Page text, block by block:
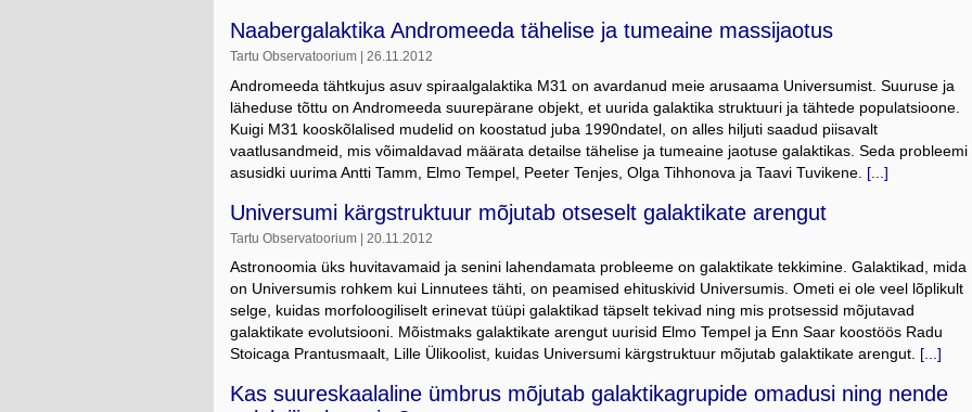
Naabergalaktika Andromeeda tähelise ja tumeaine massijaotus
Tartu Observatoorium | 26.11.2012
Andromeeda tähtkujus asuv spiraalgalaktika M31 on avardanud meie arusaama Universumist. Suuruse ja
läheduse tõttu on Andromeeda suurepärane objekt, et uurida galaktika struktuuri ja tähtede populatsioone.
Kuigi M31 kooskõlalised mudelid on koostatud juba 1990ndatel, on alles hiljuti saadud piisavalt
vaatlusandmeid, mis võimaldavad määrata detailse tähelise ja tumeaine jaotuse galaktikas. Seda probleemi
asusidki uurima Antti Tamm, Elmo Tempel, Peeter Tenjes, Olga Tihhonova ja Taavi Tuvikene. [...]
Universumi kärgstruktuur mõjutab otseselt galaktikate arengut
Tartu Observatoorium | 20.11.2012
Astronoomia üks huvitavamaid ja senini lahendamata probleeme on galaktikate tekkimine. Galaktikad, mida
on Universumis rohkem kui Linnutees tähti, on peamised ehituskivid Universumis. Ometi ei ole veel lõplikult
selge, kuidas morfoloogiliselt erinevat tüüpi galaktikad täpselt tekivad ning mis protsessid mõjutavad
galaktikate evolutsiooni. Mõistmaks galaktikate arengut uurisid Elmo Tempel ja Enn Saar koostöös Radu
Stoicaga Prantusmaalt, Lille Ülikoolist, kuidas Universumi kärgstruktuur mõjutab galaktikate arengut. [...]
Kas suureskaalaline ümbrus mõjutab galaktikagrupide omadusi ning nende